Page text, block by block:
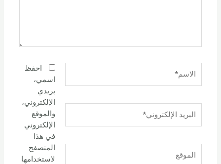
الإلكتروني*
احفظ
اسمي،
بريدي
الإلكتروني،
والموقع
الإلكتروني
في هذا
المتصفح
لاستخدامها